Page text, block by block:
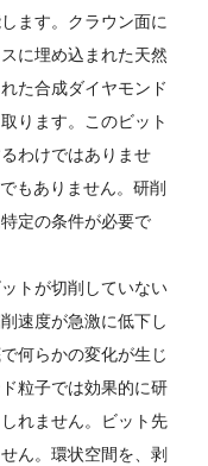
ます。クラウン面に
に埋め込まれた天然
た合成ダイヤモンド
ります。このビット
わけではありませ
もありません。研削
定の条件が必要で
トが切削していない
速度が急激に低下し
何らかの変化が生じ
粒子では効果的に研
れません。ビット先
ん。環状空間を、剥